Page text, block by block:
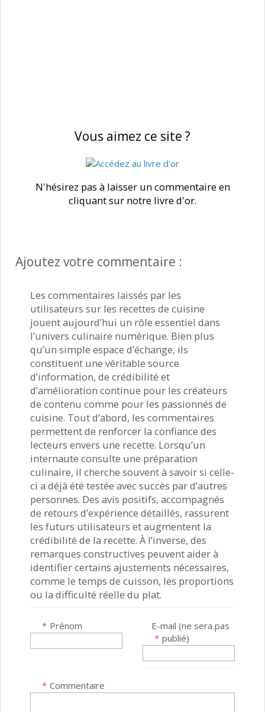
Vous aimez ce site ?
N'hésirez pas à laisser un commentaire en
cliquant sur notre livre d'or.
Ajoutez votre commentaire :
Les commentaires laissés par les
utilisateurs sur les recettes de cuisine
jouent aujourd’hui un rôle essentiel dans
l’univers culinaire numérique. Bien plus
qu’un simple espace d’échange, ils
constituent une véritable source
d’information, de crédibilité et
d’amélioration continue pour les créateurs
de contenu comme pour les passionnés de
cuisine. Tout d’abord, les commentaires
permettent de renforcer la confiance des
lecteurs envers une recette. Lorsqu’un
internaute consulte une préparation
culinaire, il cherche souvent à savoir si celle-
ci a déjà été testée avec succès par d’autres
personnes. Des avis positifs, accompagnés
de retours d’expérience détaillés, rassurent
les futurs utilisateurs et augmentent la
crédibilité de la recette. À l’inverse, des
remarques constructives peuvent aider à
identifier certains ajustements nécessaires,
comme le temps de cuisson, les proportions
ou la difficulté réelle du plat.
Commentaire
*
Prénom
*
E-mail (ne sera pas
publié)
*